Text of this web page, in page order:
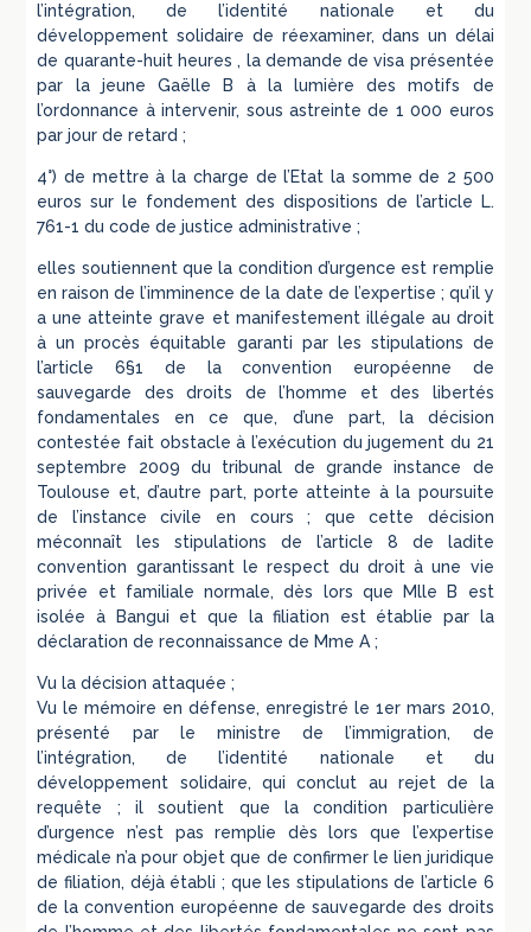
l’intégration, de l’identité nationale et du
développement solidaire de réexaminer, dans un délai
de quarante-huit heures , la demande de visa présentée
par la jeune Gaëlle B à la lumière des motifs de
l’ordonnance à intervenir, sous astreinte de 1 000 euros
par jour de retard ;
4°) de mettre à la charge de l’Etat la somme de 2 500
euros sur le fondement des dispositions de l’article L.
761-1 du code de justice administrative ;
elles soutiennent que la condition d’urgence est remplie
en raison de l’imminence de la date de l’expertise ; qu’il y
a une atteinte grave et manifestement illégale au droit
à un procès équitable garanti par les stipulations de
l’article 6§1 de la convention européenne de
sauvegarde des droits de l’homme et des libertés
fondamentales en ce que, d’une part, la décision
contestée fait obstacle à l’exécution du jugement du 21
septembre 2009 du tribunal de grande instance de
Toulouse et, d’autre part, porte atteinte à la poursuite
de l’instance civile en cours ; que cette décision
méconnaît les stipulations de l’article 8 de ladite
convention garantissant le respect du droit à une vie
privée et familiale normale, dès lors que Mlle B est
isolée à Bangui et que la filiation est établie par la
déclaration de reconnaissance de Mme A ;
Vu la décision attaquée ;
Vu le mémoire en défense, enregistré le 1er mars 2010,
présenté par le ministre de l’immigration, de
l’intégration, de l’identité nationale et du
développement solidaire, qui conclut au rejet de la
requête ; il soutient que la condition particulière
d’urgence n’est pas remplie dès lors que l’expertise
médicale n’a pour objet que de confirmer le lien juridique
de filiation, déjà établi ; que les stipulations de l’article 6
de la convention européenne de sauvegarde des droits